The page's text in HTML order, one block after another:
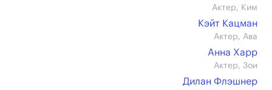
Актер, Ким
Кэйт Кацман
Актер, Ава
Анна Харр
Актер, Зои
Дилан Флэшнер